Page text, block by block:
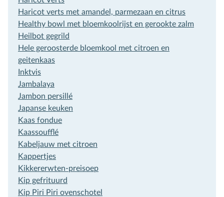
Haricot verts met amandel, parmezaan en citrus
Healthy bowl met bloemkoolrijst en gerookte zalm
Heilbot gegrild
Hele geroosterde bloemkool met citroen en
geitenkaas
Inktvis
Jambalaya
Jambon persillé
Japanse keuken
Kaas fondue
Kaassoufflé
Kabeljauw met citroen
Kappertjes
Kikkererwten-preisoep
Kip gefrituurd
Kip Piri Piri ovenschotel